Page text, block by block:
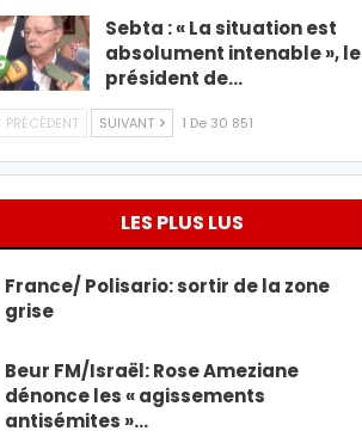
Sebta : « La situation est
absolument intenable », le
président de…
PRÉCÉDENT SUIVANT 1 De 30 851
LES PLUS LUS
France/ Polisario: sortir de la zone
grise
Beur FM/Israël: Rose Ameziane
dénonce les « agissements
antisémites »…